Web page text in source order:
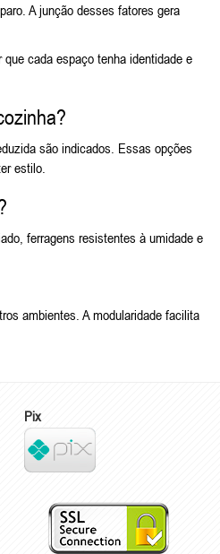
A junção desses fatores gera
que cada espaço tenha identidade e
são indicados. Essas opções
estilo.
ferragens resistentes à umidade e
ambientes. A modularidade facilita
Pix